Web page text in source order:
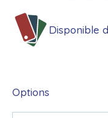
Disponible
Options